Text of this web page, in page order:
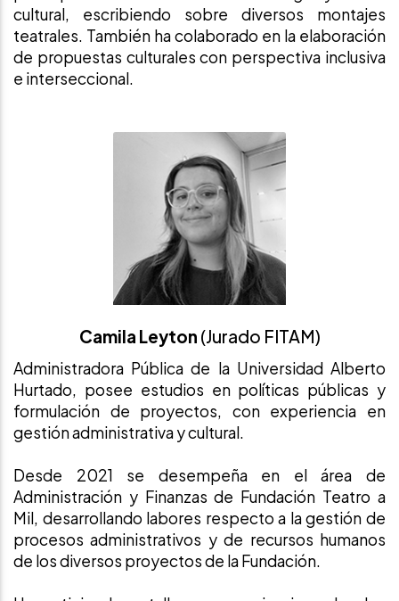
cultural, escribiendo sobre diversos montajes
teatrales. También ha colaborado en la elaboración
de propuestas culturales con perspectiva inclusiva
e interseccional.
Camila Leyton (Jurado FITAM)
Administradora Pública de la Universidad Alberto
Hurtado, posee estudios en políticas públicas y
formulación de proyectos, con experiencia en
gestión administrativa y cultural.
Desde 2021 se desempeña en el área de
Administración y Finanzas de Fundación Teatro a
Mil, desarrollando labores respecto a la gestión de
procesos administrativos y de recursos humanos
de los diversos proyectos de la Fundación.